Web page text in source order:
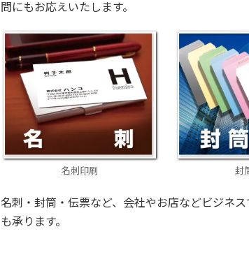
問にもお応えいたします。
名刺印刷 封
名刺・封筒・伝票など、会社やお店などビジネ
も承ります。